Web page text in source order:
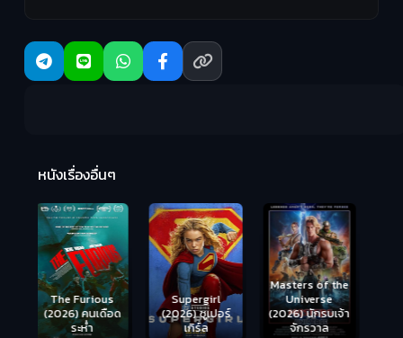
หนังเรื่องอื่นๆ
Supergirl
(2026) ซูเปอร์
เกิร์ล
Masters of the
Universe
(2026) นักรบเจ้า
จักรวาล